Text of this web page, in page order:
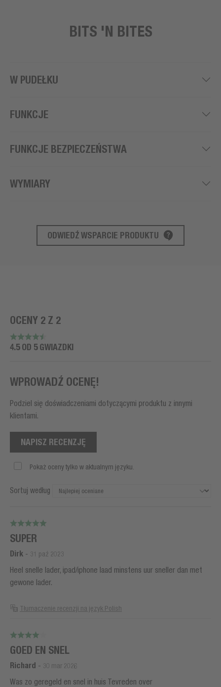
BITS 'N BITES
W PUDEŁKU
FUNKCJE
FUNKCJE BEZPIECZEŃSTWA
WYMIARY
WSPARCIE PRODUKTU
ODWIEDŹ WSPARCIE PRODUKTU
OCENY 2 Z 2
4.5 OD 5 GWIAZDKI
WPROWADŹ OCENĘ!
Podziel się doświadczeniami dotyczącymi produktu z innymi
klientami.
NAPISZ RECENZJĘ
Pokaż oceny tylko w aktualnym języku.
Sortuj według
SUPER
Dirk - 31 paź 2023
Heel snelle lader, ipad/iphone laad minstens uur sneller dan met
gewone lader.
Tłumaczenie recenzji na język Polish
GOED EN SNEL
Richard - 30 mar 2026
Was zo geregeld en snel in huis Tevreden over